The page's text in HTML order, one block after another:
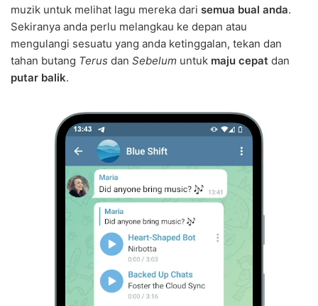
muzik untuk melihat lagu mereka dari semua bual anda.
Sekiranya anda perlu melangkau ke depan atau
mengulangi sesuatu yang anda ketinggalan, tekan dan
tahan butang Terus dan Sebelum untuk maju cepat dan
putar balik.